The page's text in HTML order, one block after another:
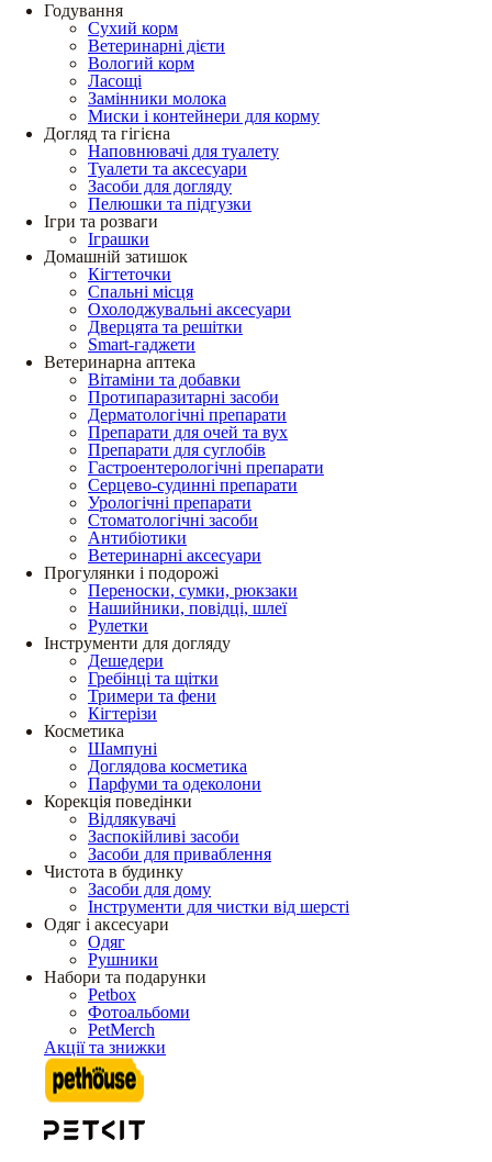
Годування
Сухий корм
Ветеринарні дієти
Вологий корм
Ласощі
Замінники молока
Миски і контейнери для корму
Догляд та гігієна
Наповнювачі для туалету
Туалети та аксесуари
Засоби для догляду
Пелюшки та підгузки
Ігри та розваги
Іграшки
Домашній затишок
Кігтеточки
Спальні місця
Охолоджувальні аксесуари
Дверцята та решітки
Smart-гаджети
Ветеринарна аптека
Вітаміни та добавки
Протипаразитарні засоби
Дерматологічні препарати
Препарати для очей та вух
Препарати для суглобів
Гастроентерологічні препарати
Серцево-судинні препарати
Урологічні препарати
Стоматологічні засоби
Антибіотики
Ветеринарні аксесуари
Прогулянки і подорожі
Переноски, сумки, рюкзаки
Нашийники, повідці, шлеї
Рулетки
Інструменти для догляду
Дешедери
Гребінці та щітки
Тримери та фени
Кігтерізи
Косметика
Шампуні
Доглядова косметика
Парфуми та одеколони
Корекція поведінки
Відлякувачі
Заспокійливі засоби
Засоби для приваблення
Чистота в будинку
Засоби для дому
Інструменти для чистки від шерсті
Одяг і аксесуари
Одяг
Рушники
Набори та подарунки
Petbox
Фотоальбоми
PetMerch
Акції та знижки